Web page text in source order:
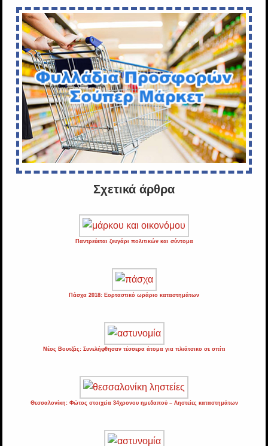
Σχετικά άρθρα
Παντρεύεται ζευγάρι πολιτικών και σύντομα
Πάσχα 2018: Εορταστικό ωράριο καταστημάτων
Νέος Βουτζάς: Συνελήφθησαν τέσσερα άτομα για πλιάτσικο σε σπίτι
Θεσσαλονίκη: Φώτος στοιχεία 34χρονου ημεδαπού – Ληστείες καταστημάτων